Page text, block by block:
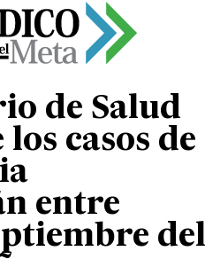
de Salud
casos de
entre
del